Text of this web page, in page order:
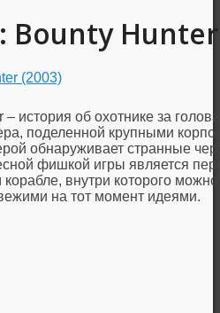
Bounty Hunter
– история об охотнике за
поделенной крупными
обнаруживает странные
фишкой игры является
корабле, внутри которого
на тот момент идеями.